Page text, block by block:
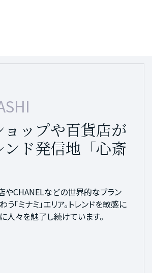
モノ、情報が集ま
の玄関口「大
店や大丸梅田店といった百貨店
リア。神戸や京都にもつながる巨大
の人が利用しています。
さらに魅力を
「天王寺」
までさまざまな施設が入る地上
ス。大阪最大級のモール型ショッ
を集める、活気あふれる街「天王
ョップや百貨店が
ド発信地「心斎
やCHANELなどの世界的なブラン
「ミナミ」エリア。トレンドを敏感に
人々を魅了し続けています。
ス大阪城公園が
再開発も控え
駅。
た大阪のシンボル、大阪城。その
を誇る大阪城公園では、春には桜
ープンし、さらに人気を集めるス